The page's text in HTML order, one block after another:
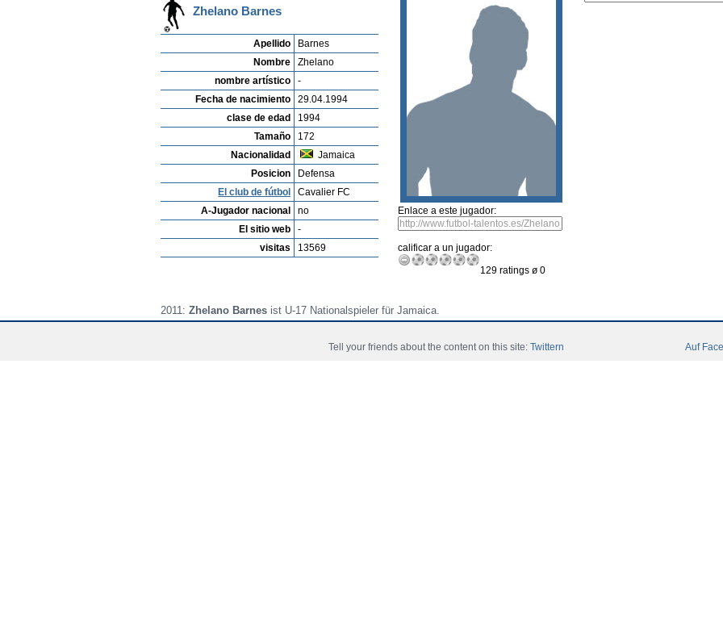
Zhelano Barnes
Apellido
Barnes
Nombre
Zhelano
nombre artístico
-
Fecha de nacimiento
29.04.1994
clase de edad
1994
Tamaño
172
Nacionalidad
Jamaica
Posicion
Defensa
El club de fútbol
Cavalier FC
A-Jugador nacional
no
El sitio web
-
visitas
13569
Enlace a este jugador:
calificar a un jugador:
129 ratings ø 0
2011:Zhelano Barnes ist U-17 Nationalspieler für Jamaica.
Tell your friends about the content on this site: Twittern Auf